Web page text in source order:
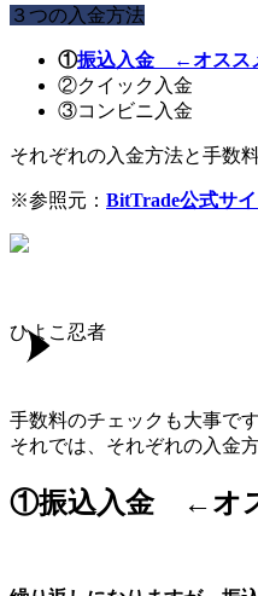
３つの入金方法
①振込入金
←オスス
②クイック入金
③コンビニ入金
それぞれの入金方法と手数
※参照元： BitTrade公式サイ
ひよこ忍者
手数料のチェックも大事で
それでは、それぞれの入金
①振込入金 ←オ